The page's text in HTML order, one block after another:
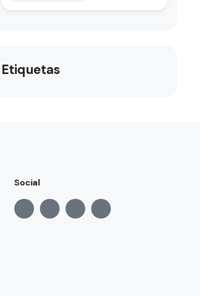
Etiquetas
Social